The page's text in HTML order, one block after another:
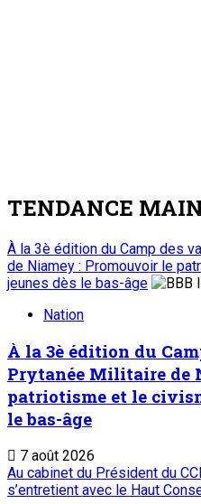
TENDANCE
À la 3è édition du Camp des
de Niamey : Promouvoir le
jeunes dès le bas-âge
Nation
À la 3è édition du
Prytanée Militaire de
patriotisme et le
le bas-âge
7 août 2026
Au cabinet du Président du
s’entretient avec le Haut